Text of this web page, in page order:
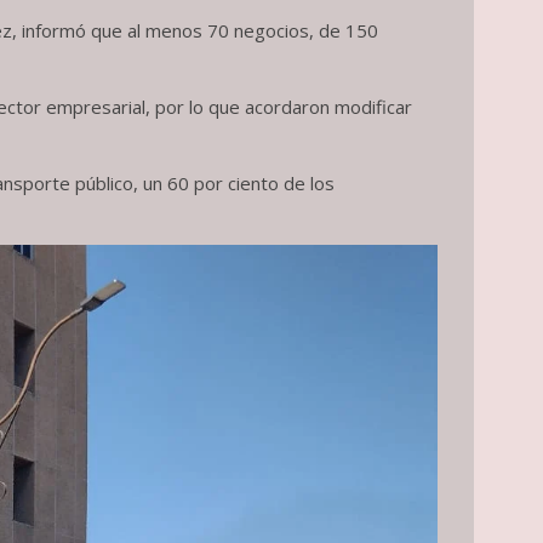
informó que al menos 70 negocios, de 150
empresarial, por lo que acordaron modificar
público, un 60 por ciento de los